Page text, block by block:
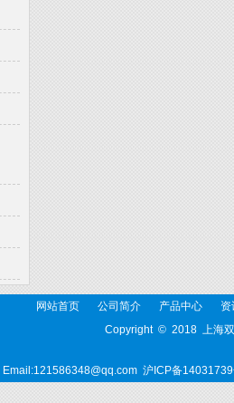
网站首页 公司简介 产品中心
资
Copyright © 2018 上海双
Email:121586348@qq.com 沪ICP备